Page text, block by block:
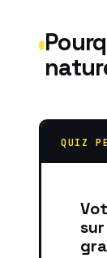
QUIZ
Votre recommandation